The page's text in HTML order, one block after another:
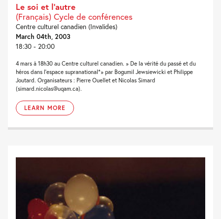
Le soi et l’autre
(Français) Cycle de conférences
Centre culturel canadien (Invalides)
March 04th, 2003
18:30 - 20:00
4 mars à 18h30 au Centre culturel canadien. » De la vérité du passé et du
héros dans l'espace supranational*» par Bogumil Jewsiewicki et Philippe
Joutard. Organisateurs : Pierre Ouellet et Nicolas Simard
(simard.nicolas@uqam.ca).
LEARN MORE